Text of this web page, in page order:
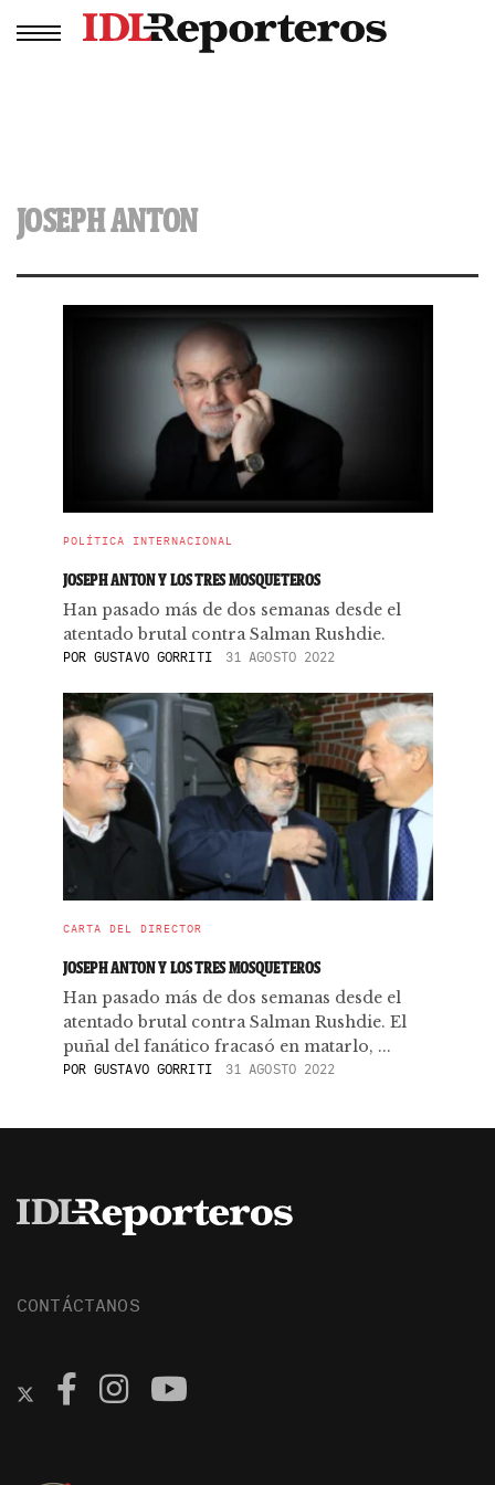
JOSEPH ANTON
POLÍTICA INTERNACIONAL
JOSEPH ANTON Y LOS TRES MOSQUETEROS
Han pasado más de dos semanas desde el
atentado brutal contra Salman Rushdie.
POR GUSTAVO GORRITI 31 AGOSTO 2022
CARTA DEL DIRECTOR
JOSEPH ANTON Y LOS TRES MOSQUETEROS
Han pasado más de dos semanas desde el
atentado brutal contra Salman Rushdie. El
puñal del fanático fracasó en matarlo, ...
POR GUSTAVO GORRITI 31 AGOSTO 2022
CONTÁCTANOS